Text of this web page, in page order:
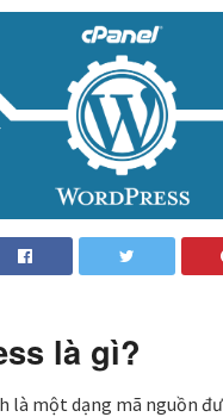
là gì?
là một dạng mã nguồn